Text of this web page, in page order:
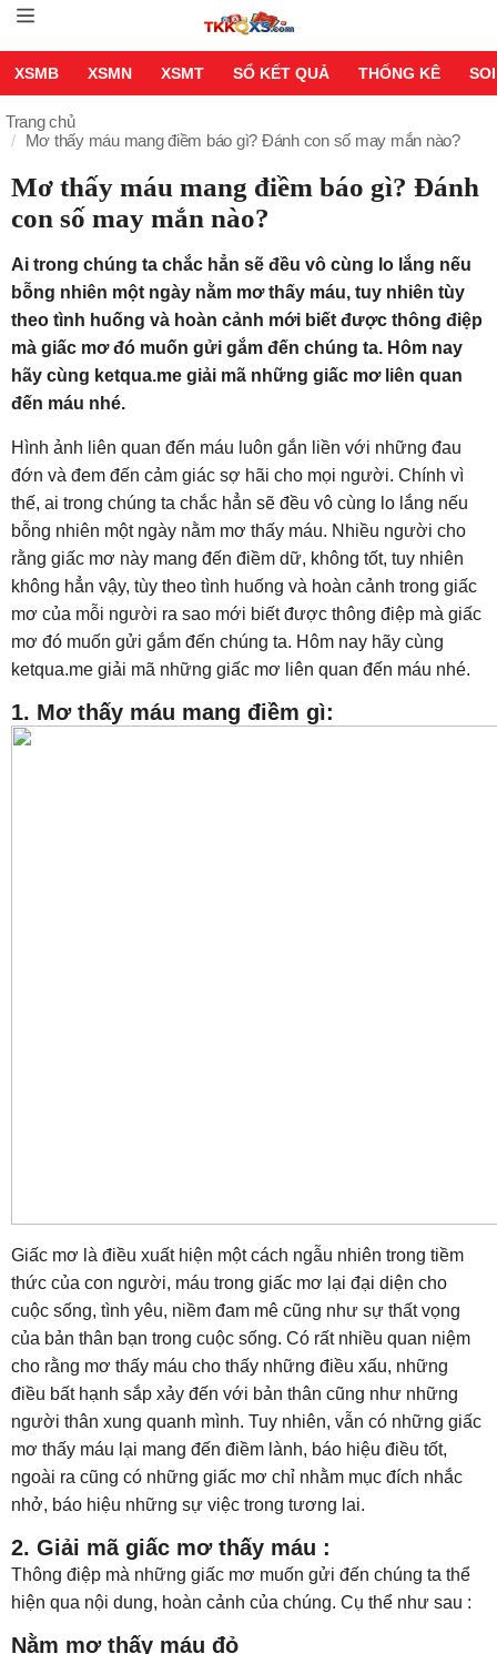
XSMB XSMN XSMT SỔ KẾT QUẢ THỐNG KÊ
Trang chủ
Mơ thấy máu mang điềm báo gì? Đánh con số may mắn nào?
Mơ thấy máu mang điềm báo gì? Đánh
con số may mắn nào?
Ai trong chúng ta chắc hẳn sẽ đều vô cùng lo lắng nếu
bỗng nhiên một ngày nằm mơ thấy máu, tuy nhiên tùy
theo tình huống và hoàn cảnh mới biết được thông điệp
mà giấc mơ đó muốn gửi gắm đến chúng ta. Hôm nay
hãy cùng ketqua.me giải mã những giấc mơ liên quan
đến máu nhé.
Hình ảnh liên quan đến máu luôn gắn liền với những đau
đớn và đem đến cảm giác sợ hãi cho mọi người. Chính vì
thế, ai trong chúng ta chắc hẳn sẽ đều vô cùng lo lắng nếu
bỗng nhiên một ngày nằm mơ thấy máu. Nhiều người cho
rằng giấc mơ này mang đến điềm dữ, không tốt, tuy nhiên
không hẳn vậy, tùy theo tình huống và hoàn cảnh trong giấc
mơ của mỗi người ra sao mới biết được thông điệp mà giấc
mơ đó muốn gửi gắm đến chúng ta. Hôm nay hãy cùng
ketqua.me giải mã những giấc mơ liên quan đến máu nhé.
1. Mơ thấy máu mang điềm gì:
Giấc mơ là điều xuất hiện một cách ngẫu nhiên trong tiềm
thức của con người, máu trong giấc mơ lại đại diện cho
cuộc sống, tình yêu, niềm đam mê cũng như sự thất vọng
của bản thân bạn trong cuộc sống. Có rất nhiều quan niệm
cho rằng mơ thấy máu cho thấy những điều xấu, những
điều bất hạnh sắp xảy đến với bản thân cũng như những
người thân xung quanh mình. Tuy nhiên, vẫn có những giấc
mơ thấy máu lại mang đến điềm lành, báo hiệu điều tốt,
ngoài ra cũng có những giấc mơ chỉ nhằm mục đích nhắc
nhở, báo hiệu những sự việc trong tương lai.
2. Giải mã giấc mơ thấy máu :
Thông điệp mà những giấc mơ muốn gửi đến chúng ta thể
hiện qua nội dung, hoàn cảnh của chúng. Cụ thể như sau :
Nằm mơ thấy máu đỏ